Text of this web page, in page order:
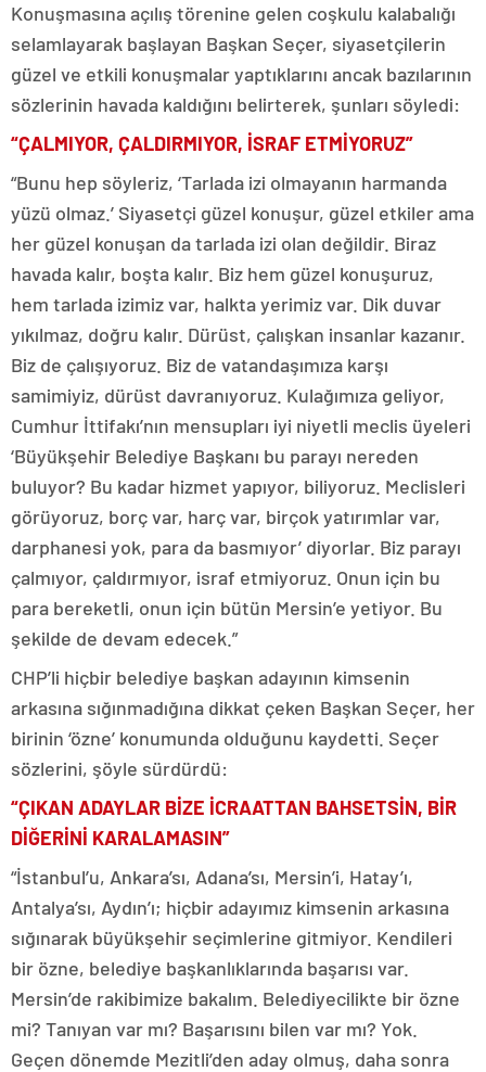
Konuşmasına açılış törenine gelen coşkulu kalabalığı
selamlayarak başlayan Başkan Seçer, siyasetçilerin
güzel ve etkili konuşmalar yaptıklarını ancak bazılarının
sözlerinin havada kaldığını belirterek, şunları söyledi:
“ÇALMIYOR, ÇALDIRMIYOR, İSRAF ETMİYORUZ”
“Bunu hep söyleriz, ‘Tarlada izi olmayanın harmanda
yüzü olmaz.’ Siyasetçi güzel konuşur, güzel etkiler ama
her güzel konuşan da tarlada izi olan değildir. Biraz
havada kalır, boşta kalır. Biz hem güzel konuşuruz,
hem tarlada izimiz var, halkta yerimiz var. Dik duvar
yıkılmaz, doğru kalır. Dürüst, çalışkan insanlar kazanır.
Biz de çalışıyoruz. Biz de vatandaşımıza karşı
samimiyiz, dürüst davranıyoruz. Kulağımıza geliyor,
Cumhur İttifakı’nın mensupları iyi niyetli meclis üyeleri
‘Büyükşehir Belediye Başkanı bu parayı nereden
buluyor? Bu kadar hizmet yapıyor, biliyoruz. Meclisleri
görüyoruz, borç var, harç var, birçok yatırımlar var,
darphanesi yok, para da basmıyor’ diyorlar. Biz parayı
çalmıyor, çaldırmıyor, israf etmiyoruz. Onun için bu
para bereketli, onun için bütün Mersin’e yetiyor. Bu
şekilde de devam edecek.”
CHP’li hiçbir belediye başkan adayının kimsenin
arkasına sığınmadığına dikkat çeken Başkan Seçer, her
birinin ‘özne’ konumunda olduğunu kaydetti. Seçer
sözlerini, şöyle sürdürdü:
“ÇIKAN ADAYLAR BİZE İCRAATTAN BAHSETSİN, BİR
DİĞERİNİ KARALAMASIN”
“İstanbul’u, Ankara’sı, Adana’sı, Mersin’i, Hatay’ı,
Antalya’sı, Aydın’ı; hiçbir adayımız kimsenin arkasına
sığınarak büyükşehir seçimlerine gitmiyor. Kendileri
bir özne, belediye başkanlıklarında başarısı var.
Mersin’de rakibimize bakalım. Belediyecilikte bir özne
mi? Tanıyan var mı? Başarısını bilen var mı? Yok.
Geçen dönemde Mezitli’den aday olmuş, daha sonra